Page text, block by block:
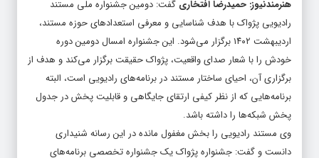
هنرمندنیوز:حمیدرضا افتخاریگفت: دومین جشنواره ملی مستند
رادیویی پژواک با هدف شناسایی و معرفی استعدادهای حوزه مستند،
اردیبهشت ۱۴۰۲ برگزار می‌شود. این جشنواره امسال دومین دوره
خودش را با شعارصدای واقعیت، پژواک حقیقتبرگزار می‌کند و هدف از
برگزاری آن، احیای ساختار مستند در برنامه‌های رادیویی است، البته
برنامه‌هایی که از نظر کیفی ارتقای جایگاهی و قابلیت پخش در جدول
پخش شبکه‌ها را داشته باشد.
وی مستند رادیویی را بخش مغفول مانده در این رسانه شنیداری